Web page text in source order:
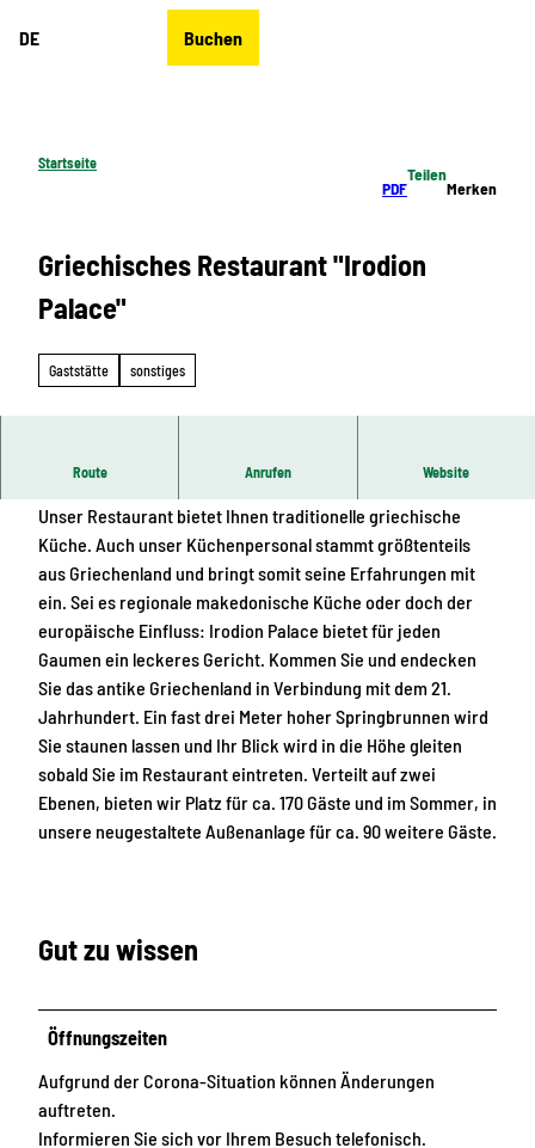
DE Buchen
Startseite
PDF
Teilen
Merken
Griechisches Restaurant "Irodion
Palace"
Gaststätte sonstiges
Route Anrufen Website
Direkt im Herzen der Stadt Zeulenroda gelegen.
Unser Restaurant bietet Ihnen traditionelle griechische
Küche. Auch unser Küchenpersonal stammt größtenteils
aus Griechenland und bringt somit seine Erfahrungen mit
ein. Sei es regionale makedonische Küche oder doch der
europäische Einfluss: Irodion Palace bietet für jeden
Gaumen ein leckeres Gericht. Kommen Sie und endecken
Sie das antike Griechenland in Verbindung mit dem 21.
Jahrhundert. Ein fast drei Meter hoher Springbrunnen wird
Sie staunen lassen und Ihr Blick wird in die Höhe gleiten
sobald Sie im Restaurant eintreten. Verteilt auf zwei
Ebenen, bieten wir Platz für ca. 170 Gäste und im Sommer, in
unsere neugestaltete Außenanlage für ca. 90 weitere Gäste.
Gut zu wissen
Öffnungszeiten
Aufgrund der Corona-Situation können Änderungen
auftreten.
Informieren Sie sich vor Ihrem Besuch telefonisch.